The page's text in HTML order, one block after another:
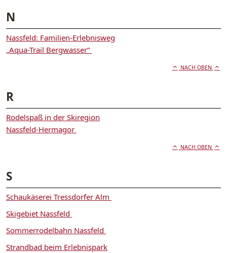
N
Nassfeld: Familien-Erlebnisweg
„Aqua-Trail Bergwasser“
NACH OBEN
R
Rodelspaß in der Skiregion
Nassfeld-Hermagor
NACH OBEN
S
Schaukäserei Tressdorfer Alm
Skigebiet Nassfeld
Sommerrodelbahn Nassfeld
Strandbad beim Erlebnispark